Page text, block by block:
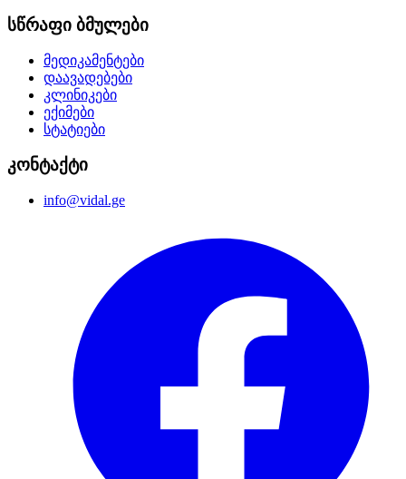
სწრაფი ბმულები
მედიკამენტები
დაავადებები
კლინიკები
ექიმები
სტატიები
კონტაქტი
info@vidal.ge